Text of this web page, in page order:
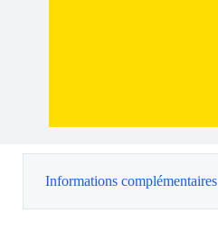
Informations complémentaires